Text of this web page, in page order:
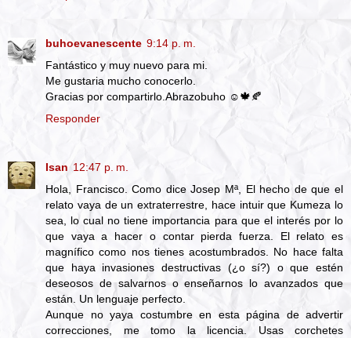
buhoevanescente 9:14 p. m.
Fantástico y muy nuevo para mi.
Me gustaria mucho conocerlo.
Gracias por compartirlo.Abrazobuho ☺🍁🍂
Responder
Isan 12:47 p. m.
Hola, Francisco. Como dice Josep Mª, El hecho de que el
relato vaya de un extraterrestre, hace intuir que Kumeza lo
sea, lo cual no tiene importancia para que el interés por lo
que vaya a hacer o contar pierda fuerza. El relato es
magnífico como nos tienes acostumbrados. No hace falta
que haya invasiones destructivas (¿o sí?) o que estén
deseosos de salvarnos o enseñarnos lo avanzados que
están. Un lenguaje perfecto.
Aunque no yaya costumbre en esta página de advertir
correcciones, me tomo la licencia. Usas corchetes